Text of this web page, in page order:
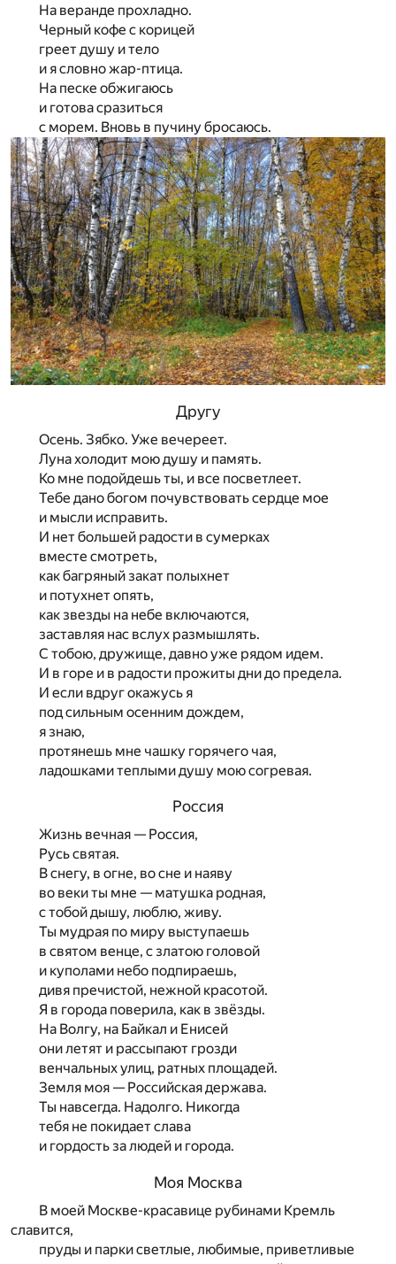
На веранде прохладно.
Черный кофе с корицей
греет душу и тело
и я словно жар-птица.
На песке обжигаюсь
и готова сразиться
с морем. Вновь в пучину бросаюсь.
Другу
Осень. Зябко. Уже вечереет.
Луна холодит мою душу и память.
Ко мне подойдешь ты, и все посветлеет.
Тебе дано богом почувствовать сердце мое
и мысли исправить.
И нет большей радости в сумерках
вместе смотреть,
как багряный закат полыхнет
и потухнет опять,
как звезды на небе включаются,
заставляя нас вслух размышлять.
С тобою, дружище, давно уже рядом идем.
И в горе и в радости прожиты дни до предела.
И если вдруг окажусь я
под сильным осенним дождем,
я знаю,
протянешь мне чашку горячего чая,
ладошками теплыми душу мою согревая.
Россия
Жизнь вечная — Россия,
Русь святая.
В снегу, в огне, во сне и наяву
во веки ты мне — матушка родная,
с тобой дышу, люблю, живу.
Ты мудрая по миру выступаешь
в святом венце, с златою головой
и куполами небо подпираешь,
дивя пречистой, нежной красотой.
Я в города поверила, как в звёзды.
На Волгу, на Байкал и Енисей
они летят и рассыпают грозди
венчальных улиц, ратных площадей.
Земля моя — Российская держава.
Ты навсегда. Надолго. Никогда
тебя не покидает слава
и гордость за людей и города.
Моя Москва
В моей Москве-красавице рубинами Кремль
славится,
пруды и парки светлые, любимые, приветливые